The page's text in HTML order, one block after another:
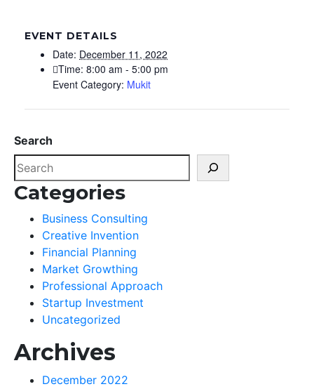
EVENT DETAILS
Date: December 11, 2022
Time: 8:00 am - 5:00 pm
Event Category: Mukit
Search
Categories
Business Consulting
Creative Invention
Financial Planning
Market Growthing
Professional Approach
Startup Investment
Uncategorized
Archives
December 2022